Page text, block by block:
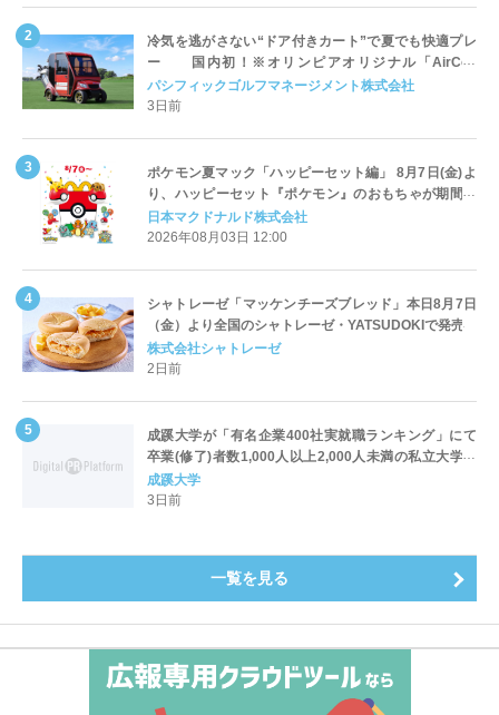
冷気を逃がさない“ドア付きカート”で夏でも快適プレ
ー 国内初！※オリンピアオリジナル「AirCon
Cart（エアコンカート）」導入 | ＰＧＭ
パシフィックゴルフマネージメント株式会社
3日前
ポケモン夏マック「ハッピーセット編」 8月7日(金)よ
り、ハッピーセット『ポケモン』のおもちゃが期間限
定登場
日本マクドナルド株式会社
2026年08月03日 12:00
シャトレーゼ「マッケンチーズブレッド」本日8月7日
（金）より全国のシャトレーゼ・YATSUDOKIで発売
株式会社シャトレーゼ
2日前
成蹊大学が「有名企業400社実就職ランキング」にて
卒業(修了)者数1,000人以上2,000人未満の私立大学で
全国第1位を獲得！～実就職率は26.5%（前年比＋
4.3pt）に伸長、東京の私立大学でも10位にランクイン
成蹊大学
3日前
一覧を見る